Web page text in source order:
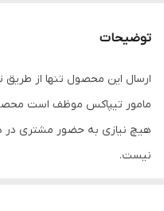
توضیحات
ارسال این محصول تنها از
مامور تیپاکس موظف است
هیچ نیازی به حضور مشتری در
نیست.